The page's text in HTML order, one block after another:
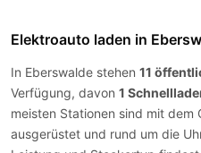
Elektroauto laden in
In Eberswalde stehen 11
Verfügung, davon 1
meisten Stationen sind mit dem
ausgerüstet und rund um die